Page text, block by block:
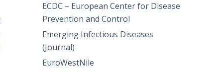
ECDC – European Center for Disease
Prevention and Control
Emerging Infectious Diseases
(Journal)
EuroWestNile